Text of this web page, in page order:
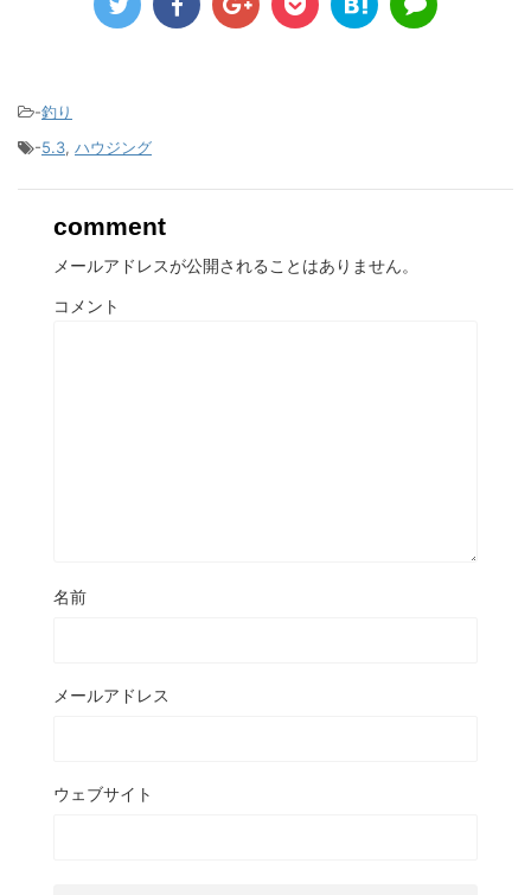
-釣り
-5.3, ハウジング
comment
メールアドレスが公開されることはありません。
コメント
名前
メールアドレス
ウェブサイト